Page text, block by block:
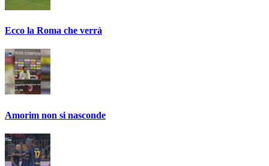
Ecco la Roma che verrà
Amorim non si nasconde